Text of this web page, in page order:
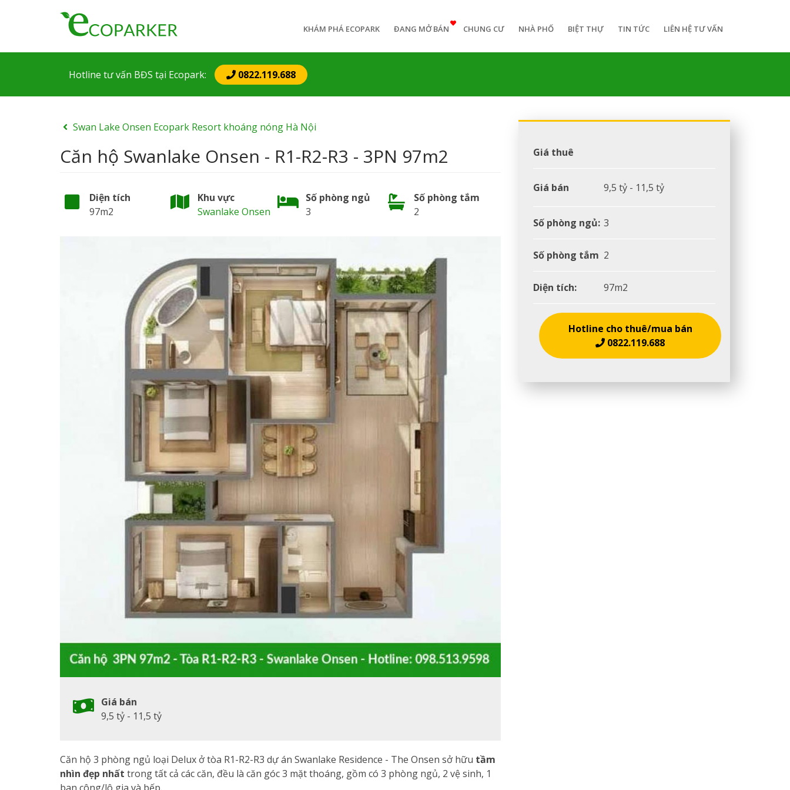
navigationKHÁM PHÁ ECOPARK ĐANG MỞ BÁN CHUNG CƯ NHÀ PHỐ BIỆT THỰ TIN TỨC LIÊN HỆ TƯ VẤN
Hotline tư vấn BĐS tại Ecopark: 0822.119.688
Swan Lake Onsen Ecopark Resort khoáng nóng Hà Nội
Căn hộ Swanlake Onsen - R1-R2-R3 - 3PN 97m2
Diện tích
97m2
Khu vực
Swanlake Onsen
Số phòng ngủ
3
Số phòng tắm
2
Giá bán
9,5 tỷ - 11,5 tỷ
Căn hộ 3 phòng ngủ loại Delux ở tòa R1-R2-R3 dự án Swanlake Residence - The Onsen sở hữu tầm
nhìn đẹp nhất trong tất cả các căn, đều là căn góc 3 mặt thoáng, gồm có 3 phòng ngủ, 2 vệ sinh, 1
Giá thuê
Giá bán 9,5 tỷ - 11,5 tỷ
Số phòng ngủ: 3
Số phòng tắm 2
Diện tích: 97m2
Hotline cho thuê/mua bán
0822.119.688